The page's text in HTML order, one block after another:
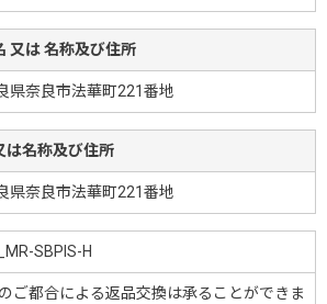
又は 名称及び住所
県奈良市法華町221番地
は名称及び住所
県奈良市法華町221番地
SBPIS-H
ご都合による返品交換は承ることができま